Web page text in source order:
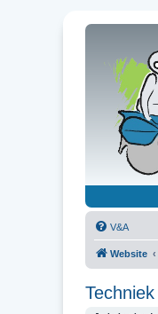
V&A
Website